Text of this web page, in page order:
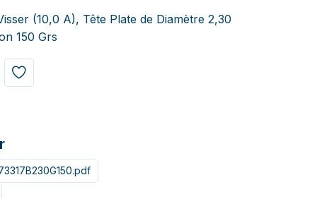
(10,0 A), Tête Plate de Diamètre 2,30
150 Grs